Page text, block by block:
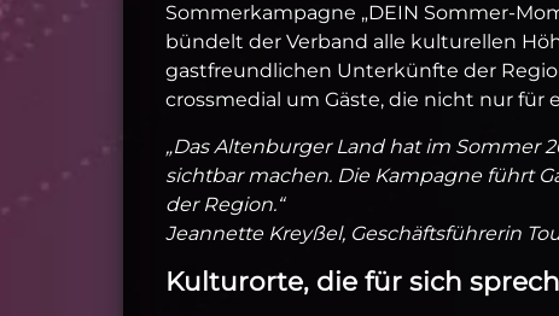
Sommerkampagne „DEIN
bündelt der Verband alle kulturellen
gastfreundlichen Unterkünfte der
crossmedial um Gäste, die nicht nur
„Das Altenburger Land hat im Sommer
sichtbar machen. Die Kampagne führt
der Region.“
Jeannette Kreyßel, Geschäftsführerin
Kulturorte, die für sich